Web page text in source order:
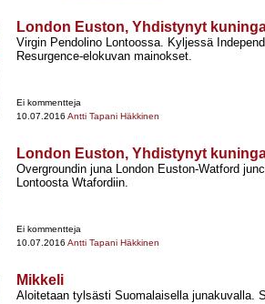
London Euston, Yhdistynyt
Virgin Pendolino Lontoossa. Kyljessä
Resurgence-​elokuvan mainokset.
Ei kommentteja
10.07.2016 Antti Tapani Häkkinen
London Euston, Yhdistynyt
Overgroundin juna London Euston-​Watford
Lontoosta Wtafordiin.
Ei kommentteja
10.07.2016 Antti Tapani Häkkinen
Mikkeli
Aloitetaan tylsästi Suomalaisella junakuvalla.